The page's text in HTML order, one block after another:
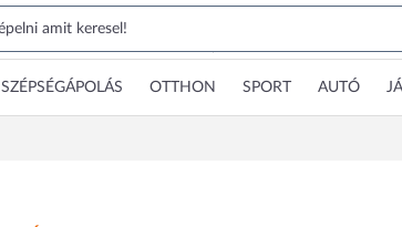
SZÉPSÉGÁPOLÁS OTTHON SPORT AUTÓ